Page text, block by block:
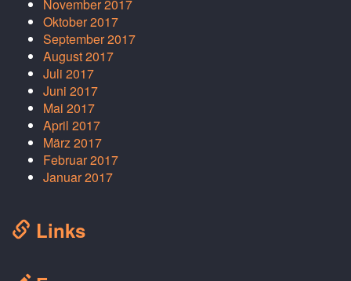
November 2017
Oktober 2017
September 2017
August 2017
Juli 2017
Juni 2017
Mai 2017
April 2017
März 2017
Februar 2017
Januar 2017
Links